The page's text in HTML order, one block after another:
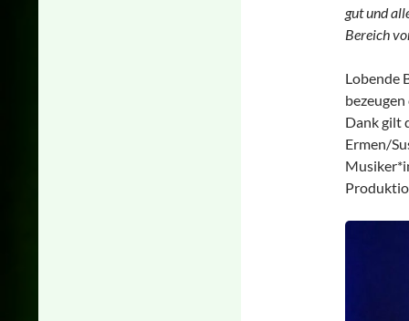
gut und
Bereich
Lobende
Dank gilt
Ermen/